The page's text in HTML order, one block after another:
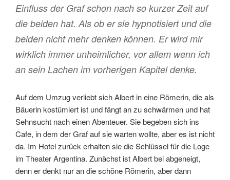
Einfluss der Graf schon nach so kurzer Zeit auf
die beiden hat. Als ob er sie hypnotisiert und die
beiden nicht mehr denken können. Er wird mir
wirklich immer unheimlicher, vor allem wenn ich
an sein Lachen im vorherigen Kapitel denke.
Auf dem Umzug verliebt sich Albert in eine Römerin, die als
Bäuerin kostümiert ist und fängt an zu schwärmen und hat
Sehnsucht nach einen Abenteuer. Sie begeben sich ins
Cafe, in dem der Graf auf sie warten wollte, aber es ist nicht
da. Im Hotel zurück erhalten sie die Schlüssel für die Loge
im Theater Argentina. Zunächst ist Albert bei abgeneigt,
denn er denkt nur an die schöne Römerin, aber dann